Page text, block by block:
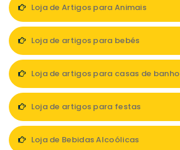
Loja de Artigos para Animais
Loja de artigos para bebés
Loja de artigos para casas de banho
Loja de artigos para festas
Loja de Bebidas Alcoólicas